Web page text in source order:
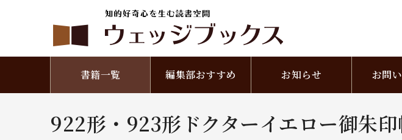
書籍一覧 編集部おすすめ お知らせ お問
922形・923形ドクターイエロー御朱